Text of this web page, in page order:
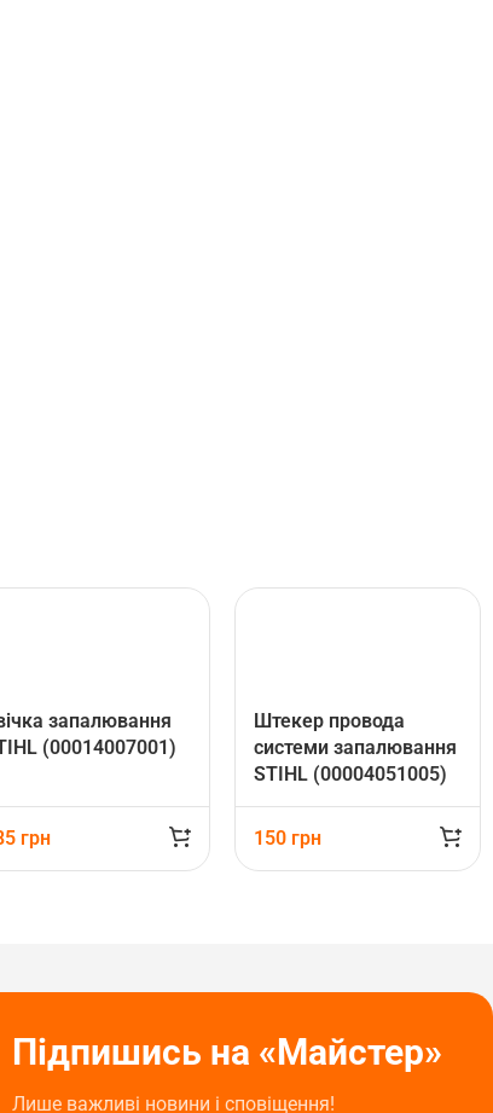
запалювання
(00014007001)
грн
Штекер провода
системи запалювання
STIHL (00004051005)
150 грн
Підпишись на «Майстер»
Лише важливі новини і сповіщення!